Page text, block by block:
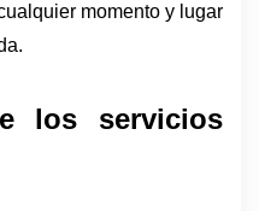
momento y lugar
los servicios